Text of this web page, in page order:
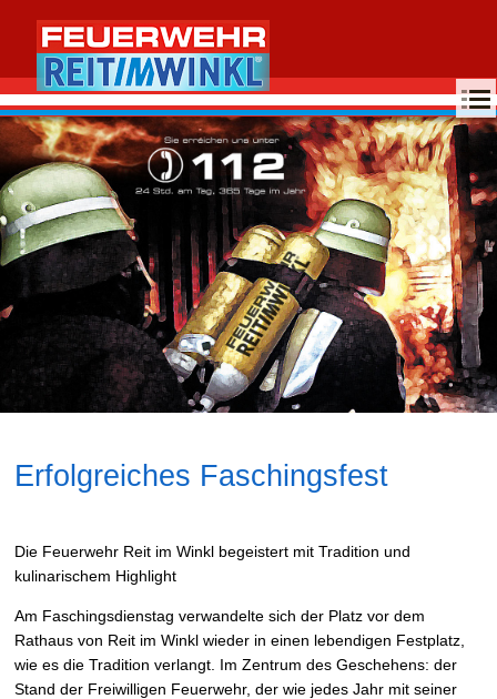
MENU
Erfolgreiches Faschingsfest
Die Feuerwehr Reit im Winkl begeistert mit Tradition und
kulinarischem Highlight
Am Faschingsdienstag verwandelte sich der Platz vor dem
Rathaus von Reit im Winkl wieder in einen lebendigen Festplatz,
wie es die Tradition verlangt. Im Zentrum des Geschehens: der
Stand der Freiwilligen Feuerwehr, der wie jedes Jahr mit seiner